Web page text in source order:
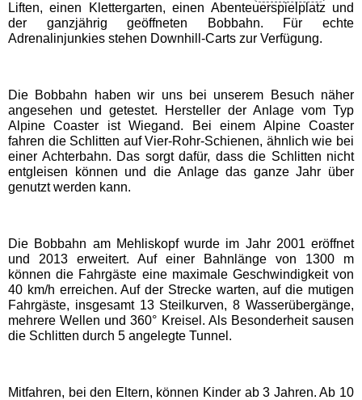
Baden-Württemberg
Freizeitparks
Europa-Park
Funny-World
Steinwasen Park
Tatzmania
Liften, einen Klettergarten, einen Abenteuerspielplatz und
der ganzjährig geöffneten Bobbahn. Für echte
Adrenalinjunkies stehen Downhill-Carts zur Verfügung.
Die Bobbahn haben wir uns bei unserem Besuch näher
angesehen und getestet. Hersteller der Anlage vom Typ
Alpine Coaster ist Wiegand. Bei einem Alpine Coaster
fahren die Schlitten auf Vier-Rohr-Schienen, ähnlich wie bei
einer Achterbahn. Das sorgt dafür, dass die Schlitten nicht
entgleisen können und die Anlage das ganze Jahr über
genutzt werden kann.
Die Bobbahn am Mehliskopf wurde im Jahr 2001 eröffnet
und 2013 erweitert. Auf einer Bahnlänge von 1300 m
können die Fahrgäste eine maximale Geschwindigkeit von
40 km/h erreichen. Auf der Strecke warten, auf die mutigen
Fahrgäste, insgesamt 13 Steilkurven, 8 Wasserübergänge,
mehrere Wellen und 360° Kreisel. Als Besonderheit sausen
die Schlitten durch 5 angelegte Tunnel.
Mitfahren, bei den Eltern, können Kinder ab 3 Jahren. Ab 10